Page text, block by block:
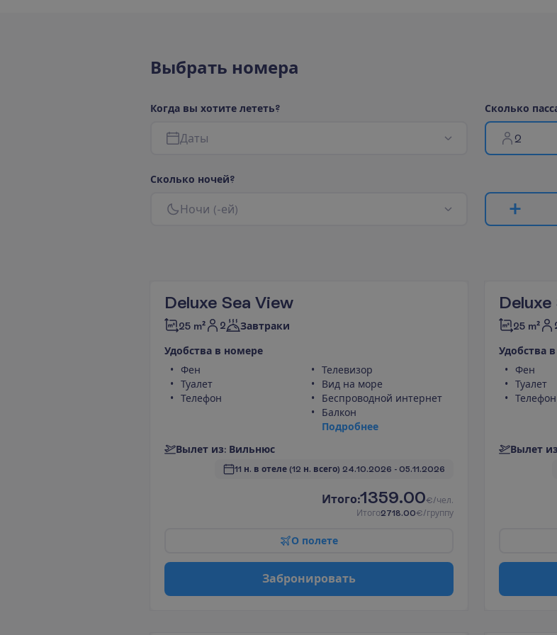
Выбрать номера
Когда вы хотите лететь?
Даты
Сколько пасс
2
Сколько ночей?
Ночи (-ей)
Deluxe Sea View
25 m² 2 Завтраки
Удобства в номере
Фен
Туалет
Телефон
Телевизор
Вид на море
Беспроводной интернет
Балкон
Подробнее
Вылет из: Вильнюс
11 н. в отеле (12 н. всего) 24.10.2026 - 05.11.2026
Итого:1359.00€/чел.
Итого2718.00€/группу
О полете
Забронировать
Deluxe
25 m²
Удобства в
Фен
Туалет
Телефон
Вылет из